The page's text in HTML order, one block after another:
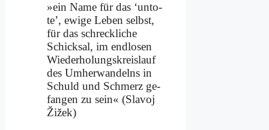
»ein Na­me für das ‘un­to­
te’, ewi­ge Le­ben selbst,
für das schreck­li­che
Schick­sal, im end­lo­sen
Wie­der­ho­lungs­kreis­lauf
des Um­her­wan­delns in
Schuld und Schmerz ge­
fan­gen zu sein« (Sla­voj
Žižek)